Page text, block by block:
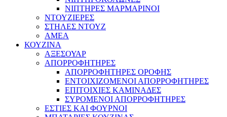
ΝΙΠΤΗΡΕΣ ΜΑΡΜΑΡΙΝΟΙ
ΝΤΟΥΖΙΕΡΕΣ
ΣΤΗΛΕΣ ΝΤΟΥΖ
ΑΜΕΑ
ΚΟΥΖΙΝΑ
ΑΞΕΣΟΥΑΡ
ΑΠΟΡΡΟΦΗΤΗΡΕΣ
ΑΠΟΡΡΟΦΗΤΗΡΕΣ ΟΡΟΦΗΣ
ΕΝΤΟΙΧΙΖΟΜΕΝΟΙ ΑΠΟΡΡΟΦΗΤΗΡΕΣ
ΕΠΙΤΟΙΧΙΕΣ ΚΑΜΙΝΑΔΕΣ
ΣΥΡΟΜΕΝΟΙ ΑΠΟΡΡΟΦΗΤΗΡΕΣ
ΕΣΤΙΕΣ ΚΑΙ ΦΟΥΡΝΟΙ